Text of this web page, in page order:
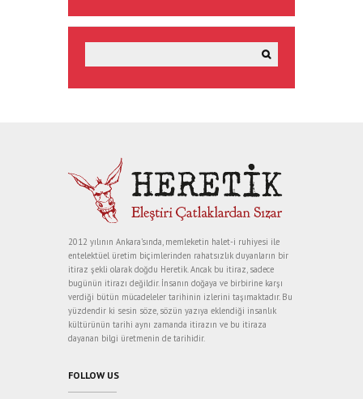
2012 yılının Ankara’sında, memleketin halet-i ruhiyesi ile
entelektüel üretim biçimlerinden rahatsızlık duyanların bir
itiraz şekli olarak doğdu Heretik. Ancak bu itiraz, sadece
bugünün itirazı değildir. İnsanın doğaya ve birbirine karşı
verdiği bütün mücadeleler tarihinin izlerini taşımaktadır. Bu
yüzdendir ki sesin söze, sözün yazıya eklendiği insanlık
kültürünün tarihi aynı zamanda itirazın ve bu itiraza
dayanan bilgi üretmenin de tarihidir.
FOLLOW US